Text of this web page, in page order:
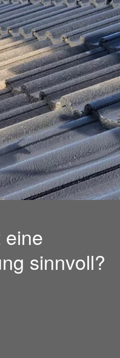
eine
sinnvoll?